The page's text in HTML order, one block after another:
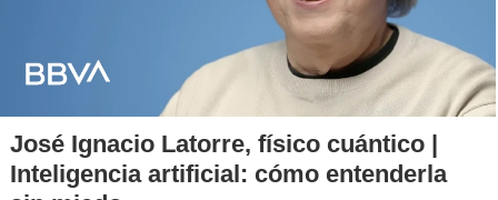
José Ignacio Latorre, físico cuántico |
Inteligencia artificial: cómo entenderla